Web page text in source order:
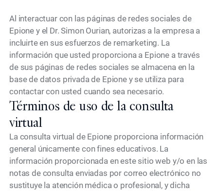
Al interactuar con las páginas de redes sociales de
Epione y el Dr. Simon Ourian, autorizas a la empresa a
incluirte en sus esfuerzos de remarketing. La
información que usted proporciona a Epione a través
de sus páginas de redes sociales se almacena en la
base de datos privada de Epione y se utiliza para
contactar con usted cuando sea necesario.
Términos de uso de la consulta
virtual
La consulta virtual de Epione proporciona información
general únicamente con fines educativos. La
información proporcionada en este sitio web y/o en las
notas de consulta enviadas por correo electrónico no
sustituye la atención médica o profesional, y dicha